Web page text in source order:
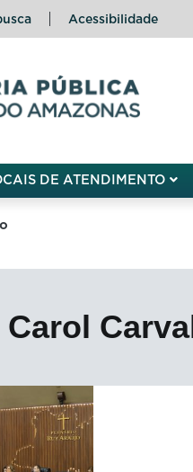
Acessibilidade
Estado do
DE ATENDIMENTO